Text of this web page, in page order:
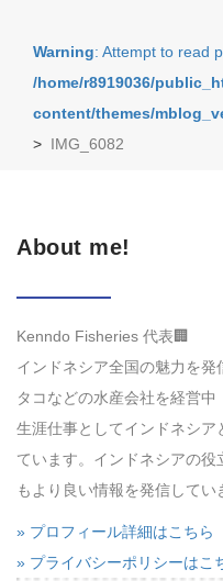
Warning: Attempt to read
/home/r8919036/
content/themes/
> IMG_6082
About me!
Kenndo Fisheries 代表🏢
インドネシア全国の魅力を発
タコなどの水産会社を経営中
生涯仕事としてインドネシア
ています。インドネシアの
もより良い情報を発信してい
» プロフィール詳細はこちら
» プライバシーポリシーはこ